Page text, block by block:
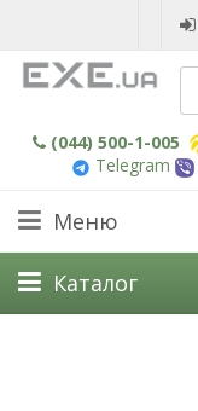
(044) 500-1-005
Telegram
Меню
Каталог